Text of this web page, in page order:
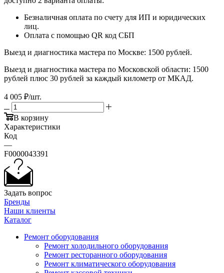
Безналичная оплата по счету для ИП и юридических
лиц.
Оплата с помощью QR код СБП
Выезд и диагностика мастера по Москве: 1500 рублей.
Выезд и диагностика мастера по Московской области: 1500
рублей плюс 30 рублей за каждый километр от МКАД.
4 005 ₽/шт.
В корзину
Характеристики
Код
—
F0000043391
Задать вопрос
Бренды
Наши клиенты
Каталог
Ремонт оборудования
Ремонт холодильного оборудования
Ремонт ресторанного оборудования
Ремонт климатического оборудования